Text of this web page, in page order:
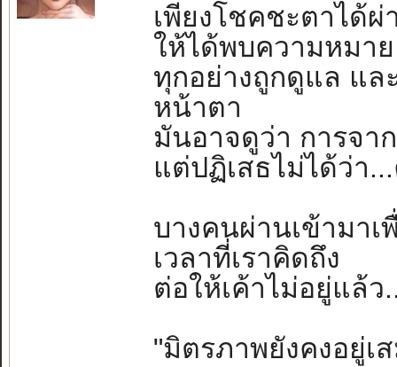
เพียงโชคชะตาได้ผ่
ให้ได้พบความหมา
ทุกอย่างถูกดูแล แล
หน้าตา
มันอาจดูว่า การจา
แต่ปฏิเสธไม่ได้ว่า
บางคนผ่านเข้ามา
เวลาที่เราคิดถึง
ต่อให้เค้าไม่อยู่แล้
"มิตรภาพยังคงอยู่เ